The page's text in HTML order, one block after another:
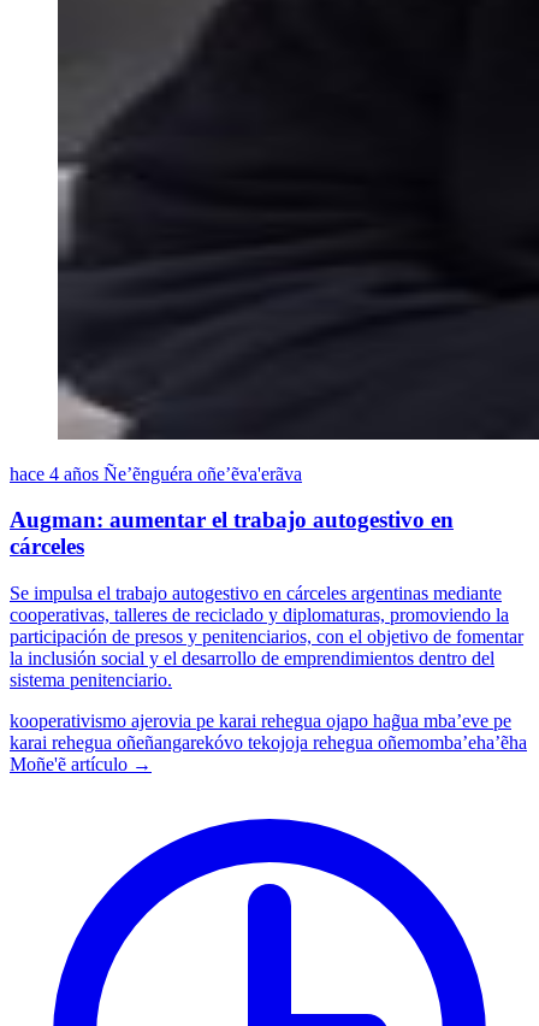
hace 4 años Ñe’ẽnguéra oñe’ẽva'erãva
Augman: aumentar el trabajo autogestivo en
cárceles
Se impulsa el trabajo autogestivo en cárceles argentinas mediante
cooperativas, talleres de reciclado y diplomaturas, promoviendo la
participación de presos y penitenciarios, con el objetivo de fomentar
la inclusión social y el desarrollo de emprendimientos dentro del
sistema penitenciario.
kooperativismo ajerovia pe karai rehegua ojapo hag̃ua mba’eve pe
karai rehegua oñeñangarekóvo tekojoja rehegua oñemomba’eha’ẽha
Moñe'ẽ artículo →